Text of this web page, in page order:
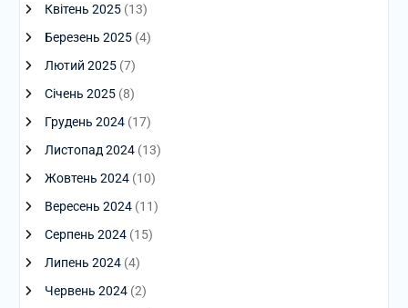
Квітень 2025(13)
Березень 2025(4)
Лютий 2025(7)
Січень 2025(8)
Грудень 2024(17)
Листопад 2024(13)
Жовтень 2024(10)
Вересень 2024(11)
Серпень 2024(15)
Липень 2024(4)
Червень 2024(2)